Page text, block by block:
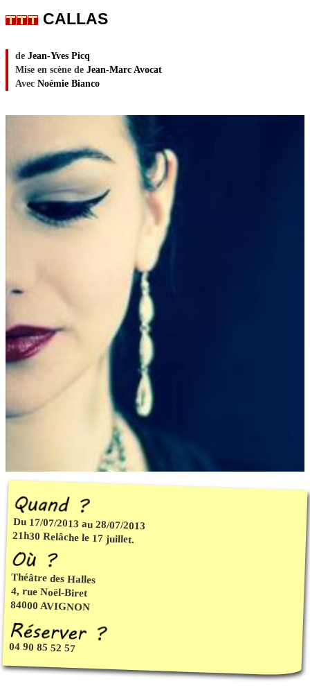
CALLAS
de Jean-Yves Picq
Mise en scène de Jean-Marc Avocat
Avec Noémie Bianco
Du 17/07/2013 au 28/07/2013
21h30 Relâche le 17 juillet.
Théâtre des Halles
4, rue Noël-Biret
84000 AVIGNON
04 90 85 52 57